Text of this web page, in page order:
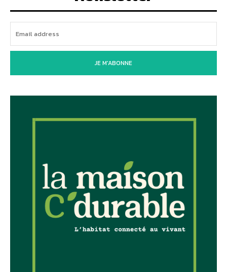
JE M'ABONNE